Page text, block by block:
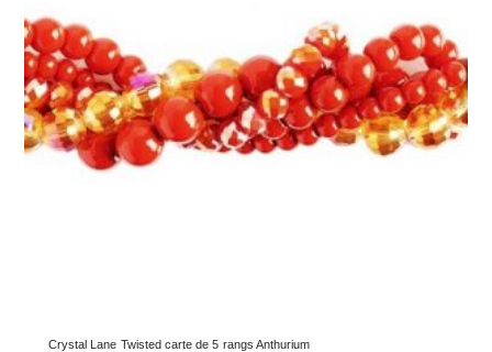
Crystal Lane Twisted carte de 5 rangs Anthurium